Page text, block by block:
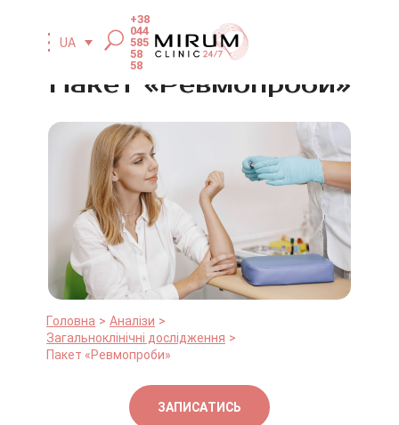
UA
+38
044
585
58
58
Пакет «Ревмопроби»
Головна
Аналізи
Загальноклінічні дослідження
Пакет «Ревмопроби»
ЗАПИСАТИСЬ